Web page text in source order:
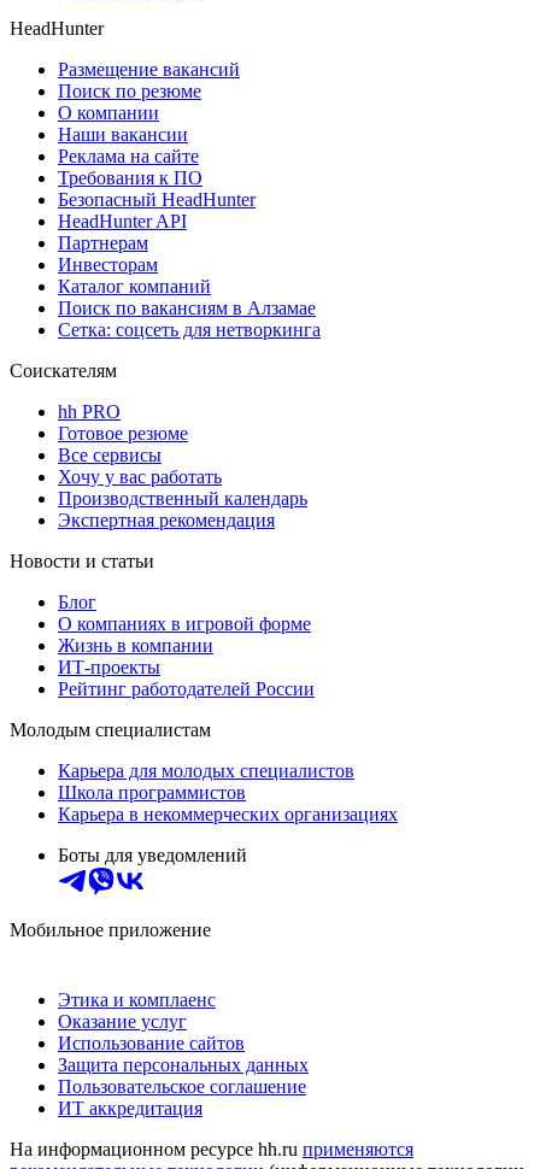
HeadHunter
Размещение вакансий
Поиск по резюме
О компании
Наши вакансии
Реклама на сайте
Требования к ПО
Безопасный HeadHunter
HeadHunter API
Партнерам
Инвесторам
Каталог компаний
Поиск по вакансиям в Алзамае
Сетка: соцсеть для нетворкинга
Соискателям
hh PRO
Готовое резюме
Все сервисы
Хочу у вас работать
Производственный календарь
Экспертная рекомендация
Новости и статьи
Блог
О компаниях в игровой форме
Жизнь в компании
ИТ-проекты
Рейтинг работодателей России
Молодым специалистам
Карьера для молодых специалистов
Школа программистов
Карьера в некоммерческих организациях
Боты для уведомлений
Мобильное приложение
Этика и комплаенс
Оказание услуг
Использование сайтов
Защита персональных данных
Пользовательское соглашение
ИТ аккредитация
На информационном ресурсе hh.ru применяются